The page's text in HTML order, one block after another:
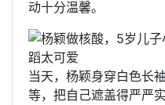
动十分温馨。
当天，杨颖身穿白色长
等，把自己遮盖得严严